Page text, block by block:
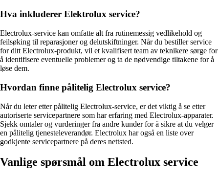
Hva inkluderer Elektrolux service?
Electrolux-service kan omfatte alt fra rutinemessig vedlikehold og
feilsøking til reparasjoner og delutskiftninger. Når du bestiller service
for ditt Electrolux-produkt, vil et kvalifisert team av teknikere sørge for
å identifisere eventuelle problemer og ta de nødvendige tiltakene for å
løse dem.
Hvordan finne pålitelig Electrolux service?
Når du leter etter pålitelig Electrolux-service, er det viktig å se etter
autoriserte servicepartnere som har erfaring med Electrolux-apparater.
Sjekk omtaler og vurderinger fra andre kunder for å sikre at du velger
en pålitelig tjenesteleverandør. Electrolux har også en liste over
godkjente servicepartnere på deres nettsted.
Vanlige spørsmål om Electrolux service